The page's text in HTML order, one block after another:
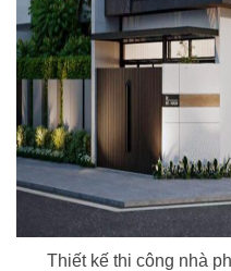
Thiết kế thi công nhà